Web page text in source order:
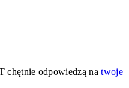
chętnie odpowiedzą natwoje